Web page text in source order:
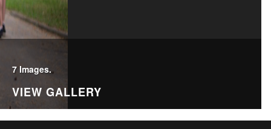
7 Images.
VIEW GALLERY